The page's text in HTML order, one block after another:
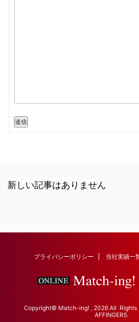
送信
新しい記事はありません
プライバシーポリシー 当社実績一
Copyright© Match-ing! , 2026 All Rights
AFFINGER5.